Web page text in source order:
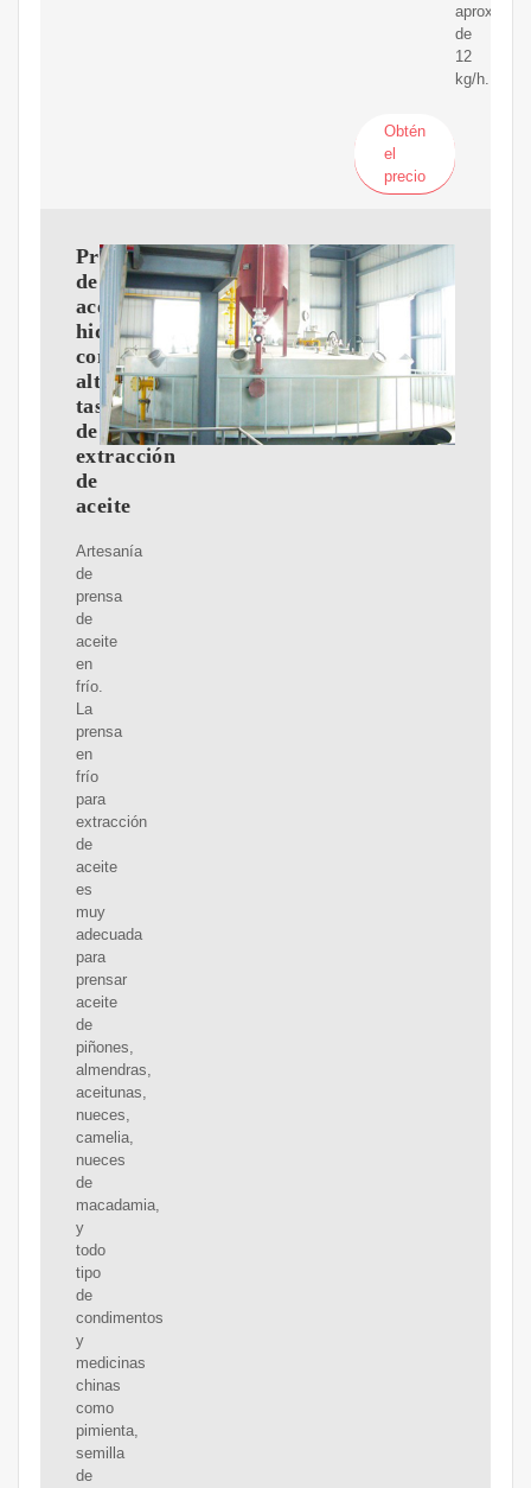
de
12
kg/h.
Obtén
el
precio
Prensa
de
aceite
hidráulica
con
alta
tasa
de
extracción
de
aceite
Artesanía
de
prensa
de
aceite
en
frío.
La
prensa
en
frío
para
extracción
de
aceite
es
muy
adecuada
para
prensar
aceite
de
piñones,
almendras,
aceitunas,
nueces,
camelia,
nueces
de
macadamia,
y
todo
tipo
de
condimentos
y
medicinas
chinas
como
pimienta,
semilla
de